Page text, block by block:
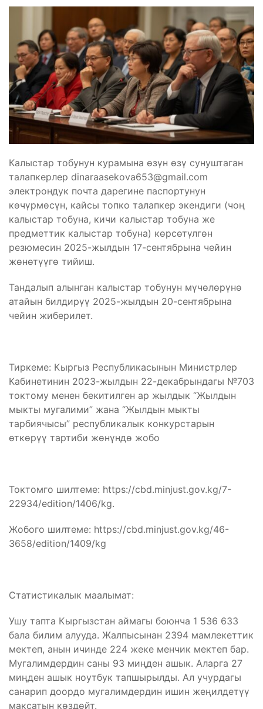
Калыстар тобунун курамына өзүн өзү сунуштаган
талапкерлер dinaraasekova653@gmail.com
электрондук почта дарегине паспортунун
көчүрмөсүн, кайсы топко талапкер экендиги (чоң
калыстар тобуна, кичи калыстар тобуна же
предметтик калыстар тобуна) көрсөтүлгөн
резюмесин 2025-жылдын 17-сентябрына чейин
жөнөтүүгө тийиш.
Тандалып алынган калыстар тобунун мүчөлөрүнө
атайын билдирүү 2025-жылдын 20-сентябрына
чейин жиберилет.
Тиркеме: Кыргыз Республикасынын Министрлер
Кабинетинин 2023-жылдын 22-декабрындагы №703
токтому менен бекитилген ар жылдык “Жылдын
мыкты мугалими” жана “Жылдын мыкты
тарбиячысы” республикалык конкурстарын
өткөрүү тартиби жөнүндө жобо
Токтомго шилтеме: https://cbd.minjust.gov.kg/7-
22934/edition/1406/kg.
Жобого шилтеме: https://cbd.minjust.gov.kg/46-
3658/edition/1409/kg
Статистикалык маалымат:
Ушу тапта Кыргызстан аймагы боюнча 1 536 633
бала билим алууда. Жалпысынан 2394 мамлекеттик
мектеп, анын ичинде 224 жеке менчик мектеп бар.
Мугалимдердин саны 93 миңден ашык. Аларга 27
миңден ашык ноутбук тапшырылды. Ал учурдагы
санарип доордо мугалимдердин ишин жеңилдетүү
максатын көздөйт.